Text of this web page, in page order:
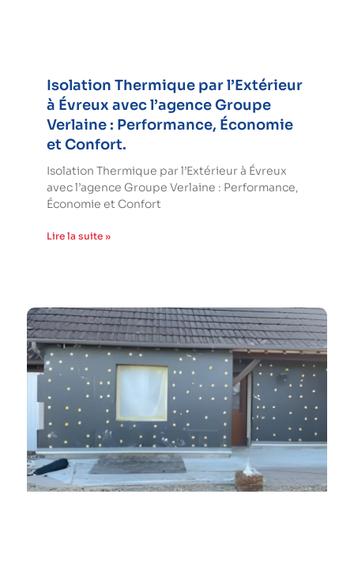
Isolation Thermique par l’Extérieur
à Évreux avec l’agence Groupe
Verlaine : Performance, Économie
et Confort.
Isolation Thermique par l’Extérieur à Évreux
avec l’agence Groupe Verlaine : Performance,
Économie et Confort
Lire la suite »